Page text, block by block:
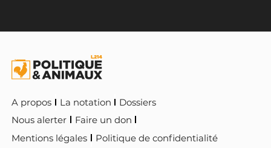
A propos La notation
Dossiers
Nous alerter
Faire un don
Mentions légales
Politique de confidentialité